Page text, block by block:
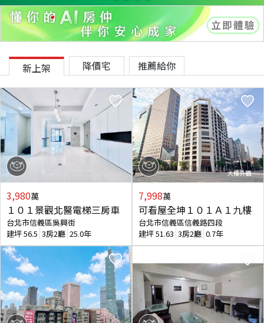
新上架 降價宅 推薦給你
3,980萬
１０１景觀北醫電梯三房車
台北市信義區吳興街
建坪56.5 3房2廳 25.0年
7,998萬
可看屋全坤１０１Ａ１九樓
台北市信義區信義路四段
建坪51.63 3房2廳 0.7年